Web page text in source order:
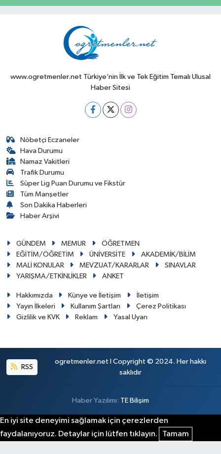
www.ogretmenler.net Türkiye’nin İlk ve Tek Eğitim Temalı Ulusal
Haber Sitesi
Nöbetçi Eczaneler
Hava Durumu
Namaz Vakitleri
Trafik Durumu
Süper Lig Puan Durumu ve Fikstür
Tüm Manşetler
Son Dakika Haberleri
Haber Arşivi
GÜNDEM MEMUR
ÖĞRETMEN
EĞİTİM/ÖĞRETİM
ÜNİVERSİTE
AKADEMİK/BİLİM
MALİ KONULAR
MEVZUAT/KARARLAR
SINAVLAR
YARIŞMA/ETKİNLİKLER
ANKET
Hakkımızda Künye ve İletişim
İletişim
Yayın İlkeleri
Kullanım Şartları
Çerez Politikası
Gizlilik ve KVK
Reklam Yasal Uyarı
RSS
ogretmenler.net I Copyright © 2024. Her hakkı
saklıdır
Haber Yazılımı: TE Bilişim
En iyi site deneyimi sağlamak için çerezlerden
faydalanıyoruz. Detaylar için lütfen tıklayın.
Tamam